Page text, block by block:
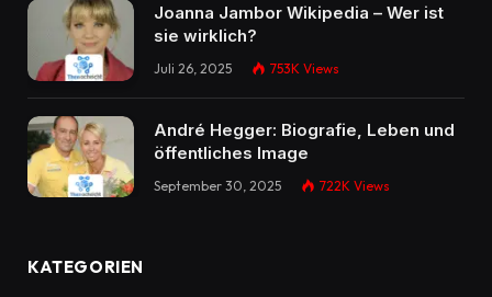
Joanna Jambor Wikipedia – Wer ist
sie wirklich?
Juli 26, 2025 753K Views
André Hegger: Biografie, Leben und
öffentliches Image
September 30, 2025 722K Views
KATEGORIEN